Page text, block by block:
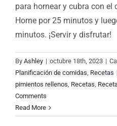
para hornear y cubra con el
Horne por 25 minutos y
minutos. ¡Servir y disfrutar!
By Ashley | octubre 18th, 2023 |
Planificación de comidas, Recetas
pimientos rellenos, Recetas,
Comments
Read More